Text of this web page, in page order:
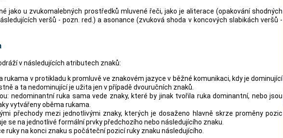
jako u zvukomalebných prostředků mluvené řeči, jako je aliterace (opakování shodných
veršů - pozn. red.) a asonance (zvuková shoda v koncových slabikách veršů -
v následujících atributech znaků:
rukama v protikladu k promluvě ve znakovém jazyce v běžné komunikaci, kdy je dominující
a ta nedominující je užita jen v případě dvouručních znaků.
nedominantní ruka sama vede znaky, které by jinak tvořila ruka dominantní, nebo jsou
vytvářeny oběma rukama.
přechody mezi jednotlivými znaky, kterých je dosaženo hlavně skrze proměny pozic
se na jednotlivé formální prvky předchozího nebo následujícího znaku.
ruky na konci znaku s počáteční pozicí ruky znaku následujícího.